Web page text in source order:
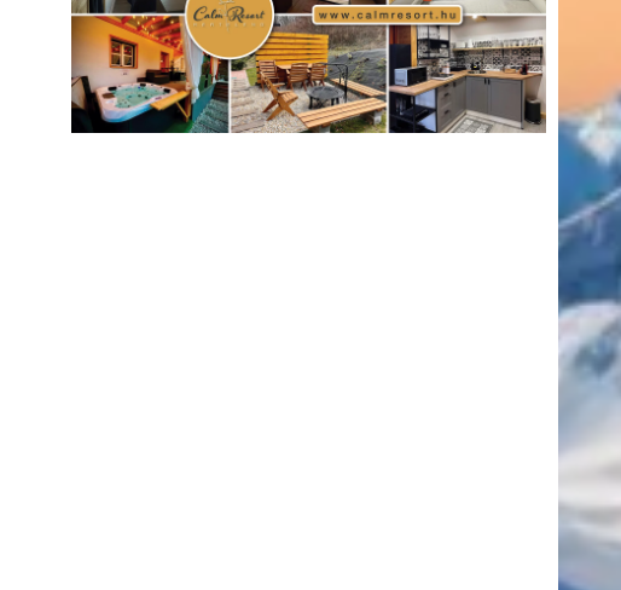
(222)vívás(174)vízilabda(197)Érdi Mária(130)életmód
(416)úszás(361)